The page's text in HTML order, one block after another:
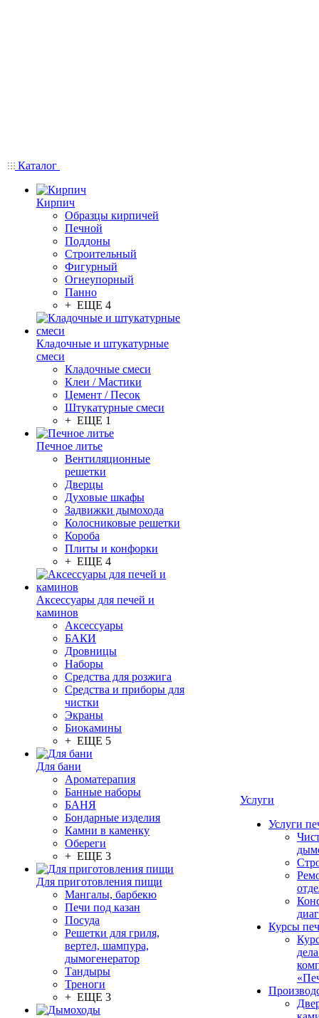
Каталог
Кирпич
Образцы кирпичей
Печной
Поддоны
Строительный
Фигурный
Огнеупорный
Панно
+ ЕЩЕ 4
Кладочные и штукатурные
смеси
Кладочные смеси
Клеи / Мастики
Цемент / Песок
Штукатурные смеси
+ ЕЩЕ 1
Печное литье
Вентиляционные
решетки
Дверцы
Духовые шкафы
Задвижки дымохода
Колосниковые решетки
Короба
Плиты и конфорки
+ ЕЩЕ 4
Аксессуары для печей и
каминов
Аксессуары
БАКИ
Дровницы
Наборы
Средства для розжига
Средства и приборы для
чистки
Экраны
Биокамины
+ ЕЩЕ 5
Для бани
Ароматерапия
Банные наборы
БАНЯ
Бондарные изделия
Камни в каменку
Обереги
+ ЕЩЕ 3
Для приготовления пищи
Мангалы, барбекю
Печи под казан
Посуда
Решетки для гриля,
вертел, шампура,
дымогенератор
Тандыры
Треноги
+ ЕЩЕ 3
Услуги
Услуги
Курсы